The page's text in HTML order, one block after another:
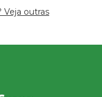
Veja outras